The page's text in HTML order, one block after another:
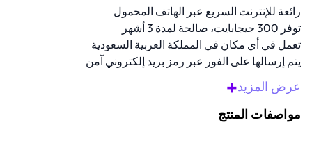
رائعة للإنترنت السريع عبر الهاتف المحمول
توفر 300 جيجابايت، صالحة لمدة 3 أشهر
تعمل في أي مكان في المملكة العربية السعودية
يتم إرسالها على الفور عبر رمز بريد إلكتروني آمن
سهلة التفعيل عبر الإنترنت أو عبر الهاتف
اشترِ قسيمة الانترنت هذه باللون الأزرق. مثالية لأي شخص يحتاج إلى
إنترنت محمول موثوق به. ستحصل على 300 جيجابايت من البيانات
عرض المزيد+
مواصفات المنتج